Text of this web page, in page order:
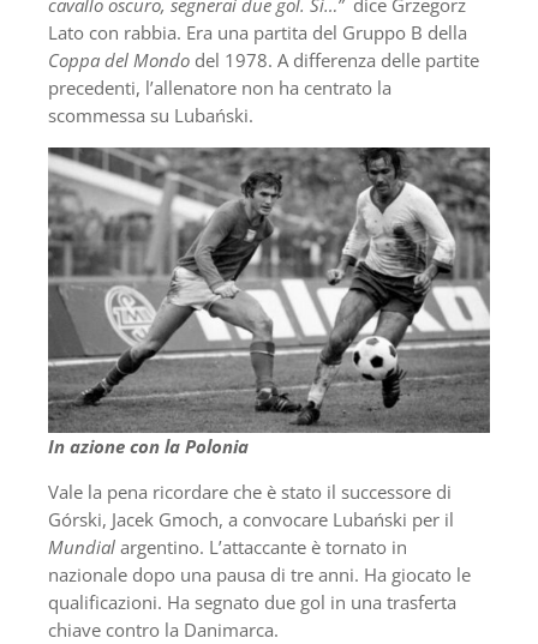
cavallo oscuro, segnerai due gol. Sì…”dice Grzegorz
Lato con rabbia. Era una partita del Gruppo B della
Coppa del Mondo del 1978. A differenza delle partite
precedenti, l’allenatore non ha centrato la
scommessa su Lubański.
In azione con la Polonia
Vale la pena ricordare che è stato il successore di
Górski, Jacek Gmoch, a convocare Lubański per il
Mundial argentino. L’attaccante è tornato in
nazionale dopo una pausa di tre anni. Ha giocato le
qualificazioni. Ha segnato due gol in una trasferta
chiave contro la Danimarca.